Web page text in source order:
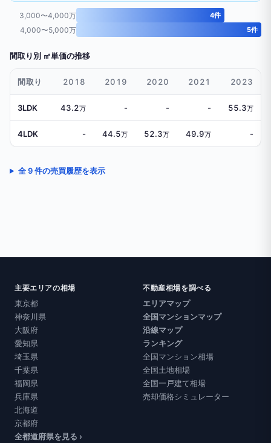
3,000〜4,000万 4件
4,000〜5,000万 5件
間取り別 ㎡単価の推移
間取り 2018 2019 2020 2021 2023
3LDK 43.2万 - - - 55.3万
4LDK - 44.5万 52.3万 49.9万 -
全 9 件の売買履歴を表示
主要エリアの相場
東京都
神奈川県
大阪府
愛知県
埼玉県
千葉県
福岡県
兵庫県
北海道
京都府
全都道府県を見る ›
不動産相場を調べる
エリアマップ
全国マンションマップ
沿線マップ
ランキング
全国マンション相場
全国土地相場
全国一戸建て相場
売却価格シミュレーター